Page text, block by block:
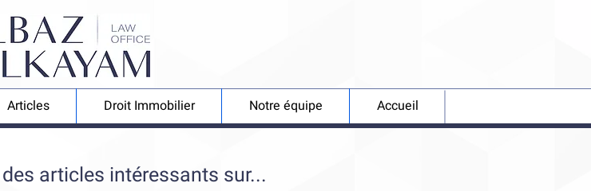
Accueil
Notre équipe
Droit Immobilier
Articles
articles intéressants sur...